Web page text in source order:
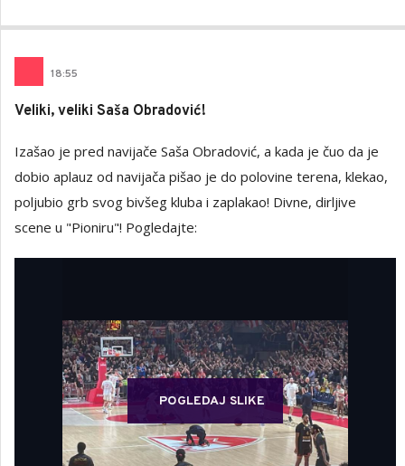
18:55
Veliki, veliki Saša Obradović!
Izašao je pred navijače Saša Obradović, a kada je čuo da je
dobio aplauz od navijača pišao je do polovine terena, klekao,
poljubio grb svog bivšeg kluba i zaplakao! Divne, dirljive
scene u "Pioniru"! Pogledajte:
POGLEDAJ SLIKE